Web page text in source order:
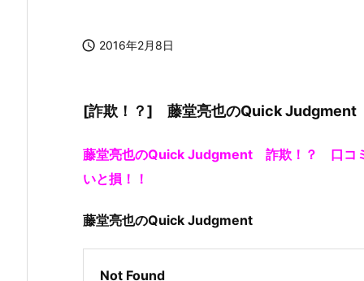
 2016年2月8日
[詐欺！？] 藤堂亮也のQuick
藤堂亮也のQuick Judgment 詐欺！？ 口
いと損！！
藤堂亮也のQuick Judgment
Not Found